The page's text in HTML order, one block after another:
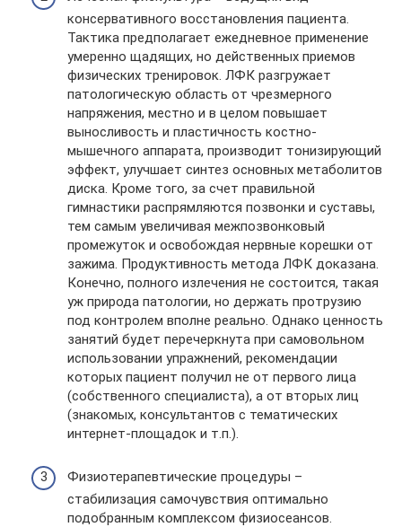
консервативного восстановления пациента.
Тактика предполагает ежедневное применение
умеренно щадящих, но действенных приемов
физических тренировок. ЛФК разгружает
патологическую область от чрезмерного
напряжения, местно и в целом повышает
выносливость и пластичность костно-
мышечного аппарата, производит тонизирующий
эффект, улучшает синтез основных метаболитов
диска. Кроме того, за счет правильной
гимнастики распрямляются позвонки и суставы,
тем самым увеличивая межпозвонковый
промежуток и освобождая нервные корешки от
зажима. Продуктивность метода ЛФК доказана.
Конечно, полного излечения не состоится, такая
уж природа патологии, но держать протрузию
под контролем вполне реально. Однако ценность
занятий будет перечеркнута при самовольном
использовании упражнений, рекомендации
которых пациент получил не от первого лица
(собственного специалиста), а от вторых лиц
(знакомых, консультантов с тематических
интернет-площадок и т.п.).
Физиотерапевтические процедуры –
стабилизация самочувствия оптимально
подобранным комплексом физиосеансов.